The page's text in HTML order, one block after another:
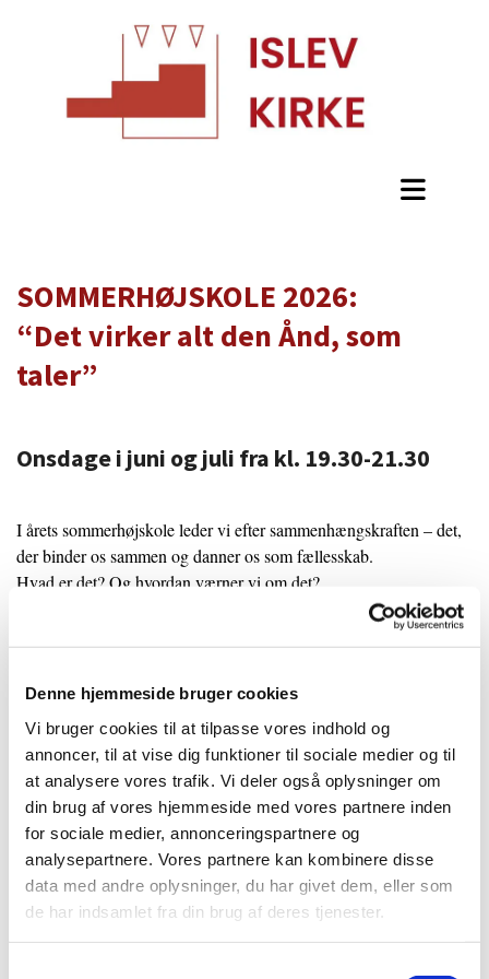
Denne hjemmeside bruger cookies
Vi bruger cookies til at tilpasse vores indhold og
annoncer, til at vise dig funktioner til sociale medier og til
at analysere vores trafik. Vi deler også oplysninger om
din brug af vores hjemmeside med vores partnere inden
for sociale medier, annonceringspartnere og
analysepartnere. Vores partnere kan kombinere disse
data med andre oplysninger, du har givet dem, eller som
de har indsamlet fra din brug af deres tjenester.
SOMMERHØJSKOLE 2026:
“Det virker alt den Ånd, som
taler”
Onsdage i juni og juli fra kl. 19.30-21.30
I årets sommerhøjskole leder vi efter sammenhængskraften – det,
der binder os sammen og danner os som fællesskab.
Hvad er det? Og hvordan værner vi om det?
Har vi brug for åndelig oprustning – eller måske snarere
menneskesyn – via tanker om litteratur, musik, kunst, tro og
kultur.
Vi leder efter det, der holder mennesker sammen, også når verden
virker splittet og urolig.
Vi leder efter fugemassen mellem de levende sten.
Kom og vær med til sommeraftener med eftertanke, inspiration,
fællesskab og samtale.